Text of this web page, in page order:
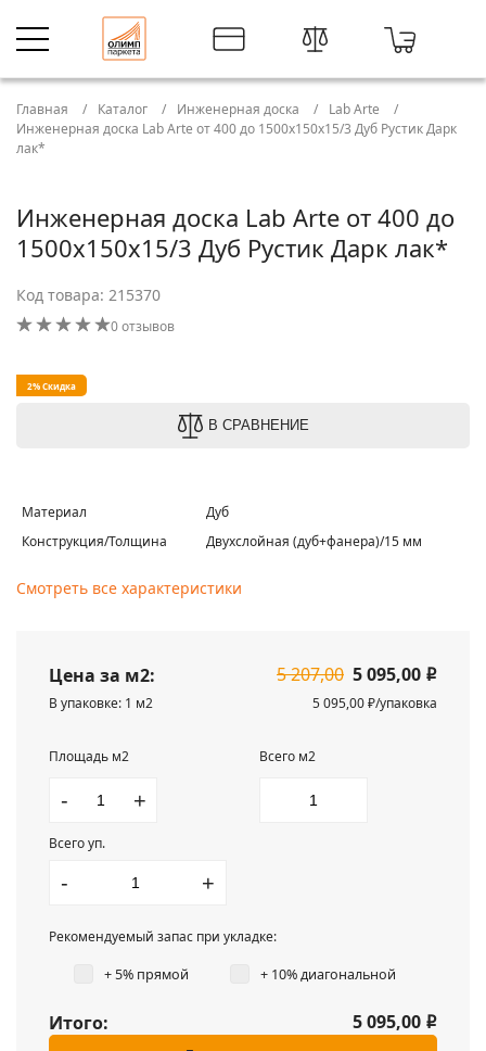
Главная Каталог Инженерная доска
Lab Arte
Инженерная доска Lab Arte от 400 до 1500х150х15/3 Дуб Рустик Дарк
лак*
Инженерная доска Lab Arte от 400 до
1500х150х15/3 Дуб Рустик Дарк лак*
Код товара: 215370
0 отзывов
2% Скидка
В СРАВНЕНИЕ
Материал
Дуб
Конструкция/Толщина
Двухслойная (дуб+фанера)/15 мм
Смотреть все характеристики
Цена за м2: 5 207,00 5 095,00 i
В упаковке: 1 м2 5 095,00 ₽/упаковка
Площадь м2
- +
Всего м2
Всего уп.
- +
Рекомендуемый запас при укладке:
+ 5% прямой + 10% диагональной
Итого: 5 095,00 i